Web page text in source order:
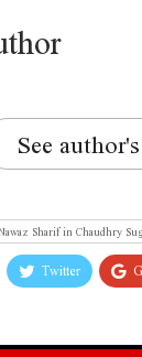
See
Sharif in Chaudhry
Twitter